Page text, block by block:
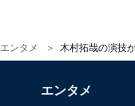
エンタメ
エンタメ